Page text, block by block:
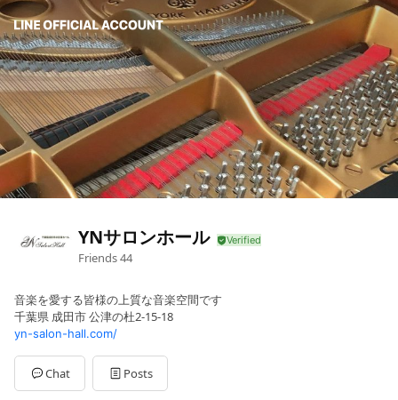
YNサロンホール
Friends44
音楽を愛する皆様の上質な音楽空間です
千葉県 成田市 公津の杜2-15-18
yn-salon-hall.com/
Chat Posts